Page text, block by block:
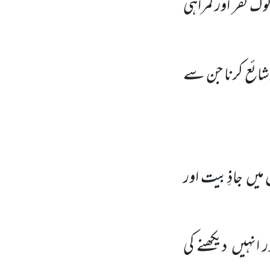
کفر اور گمراہی
کرنا جن سے
میںجاذِبیت اور
انہیںدیکھنے کی